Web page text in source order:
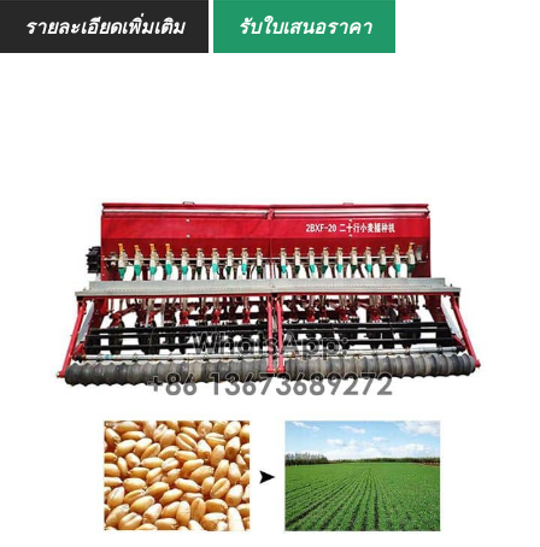
รายละเอียดเพิ่มเติม
รับใบเสนอราคา